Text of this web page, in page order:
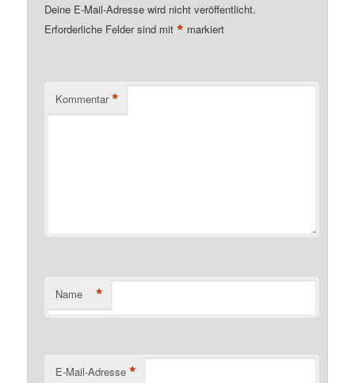
Deine E-Mail-Adresse wird nicht veröffentlicht.
Erforderliche Felder sind mit* markiert
Kommentar *
Name *
E-Mail-Adresse *